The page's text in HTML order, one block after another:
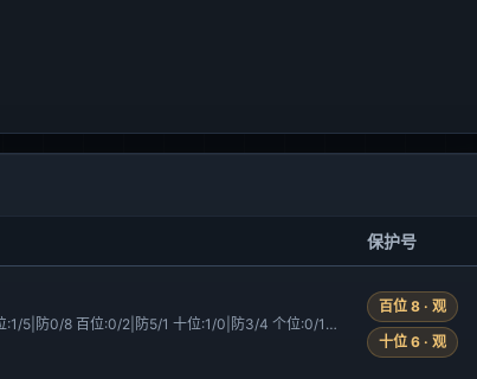
保护号
万位:0/5|防2/3 千位:1/5|防0/8 百位:0/2|防5/1 十位:1/0|防3/4 个位:0/1|防2/4
百位 8 · 观
十位 6 · 观